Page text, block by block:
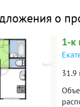
собственник,
базе: 7287
37 900 ₽
формуле и является
90 909
I пол. 2023
о
1-к
31.9